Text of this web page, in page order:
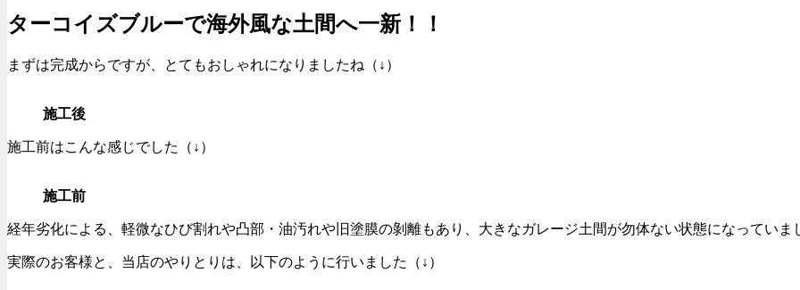
ターコイズブルーで海外風な土間へ一新！！
まずは完成からですが、とてもおしゃれになりましたね（↓）
施工後
施工前はこんな感じでした（↓）
施工前
経年劣化による、軽微なひび割れや凸部・油汚れや旧塗膜の剝離もあり、大きなガレージ土間が勿体ない状態になっていま
実際のお客様と、当店のやりとりは、以下のように行いました（↓）